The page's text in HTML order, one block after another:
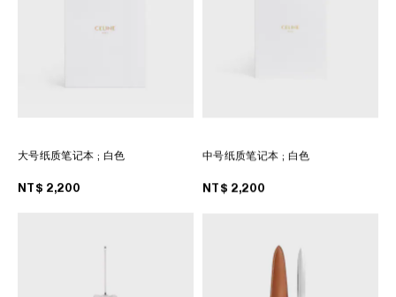
大号纸质笔记本 ; 白色
NT$ 2,200
中号纸质笔记本 ; 白色
NT$ 2,200